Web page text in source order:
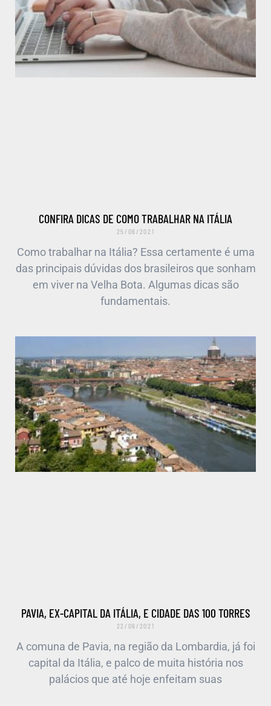
CONFIRA DICAS DE COMO TRABALHAR NA ITÁLIA
25/06/2021
Como trabalhar na Itália? Essa certamente é uma
das principais dúvidas dos brasileiros que sonham
em viver na Velha Bota. Algumas dicas são
fundamentais.
PAVIA, EX-CAPITAL DA ITÁLIA, E CIDADE DAS 100 TORRES
22/06/2021
A comuna de Pavia, na região da Lombardia, já foi
capital da Itália, e palco de muita história nos
palácios que até hoje enfeitam suas